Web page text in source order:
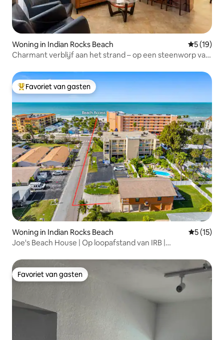
Woning in Indian Rocks Beach
5 (19)
Charmant verblijf aan het strand – op een steenworp van
Topfavoriet van gasten
Favoriet van gasten
Woning in Indian Rocks Beach
5 (15)
Joe's Beach House | Op loopafstand van IRB |
Favoriet van gasten
Favoriet van gasten